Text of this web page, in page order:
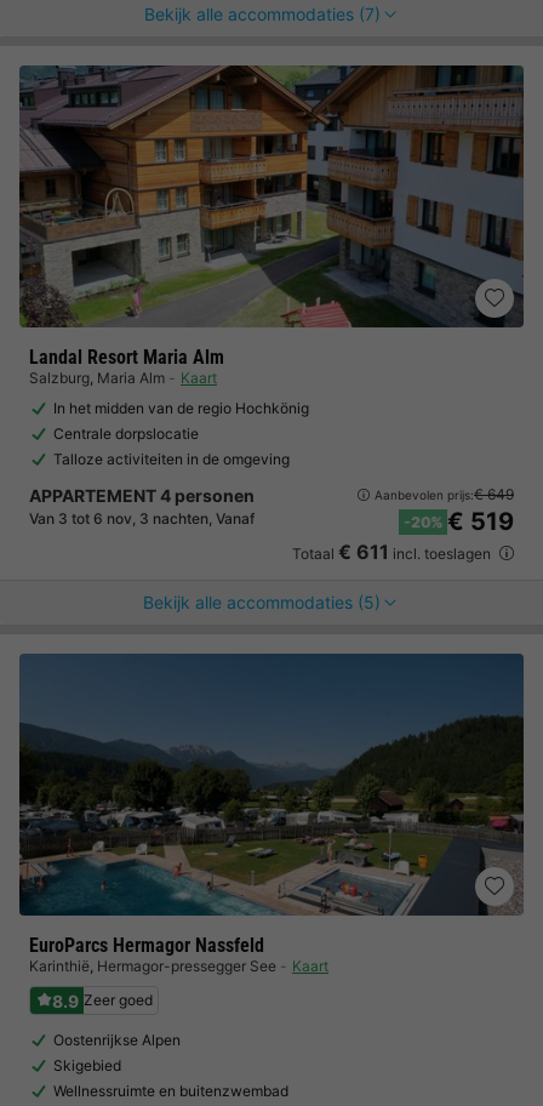
Bekijk alle accommodaties (7)
Landal Resort Maria Alm
Salzburg, Maria Alm
Kaart
In het midden van de regio Hochkönig
Centrale dorpslocatie
Talloze activiteiten in de omgeving
APPARTEMENT 4 personen
Van 3 tot 6 nov, 3 nachten, Vanaf
Aanbevolen prijs:€ 649
-20% € 519
Totaal € 611 incl. toeslagen
Bekijk alle accommodaties (5)
EuroParcs Hermagor Nassfeld
Karinthië, Hermagor-pressegger See Kaart
8.9 Zeer goed
Oostenrijkse Alpen
Skigebied
Wellnessruimte en buitenzwembad